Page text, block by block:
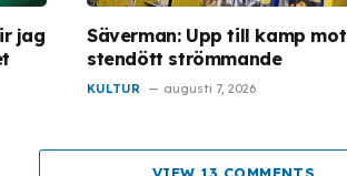
jag
Säverman: Upp till kamp mot
stendött strömmande
KULTUR augusti 7, 2026